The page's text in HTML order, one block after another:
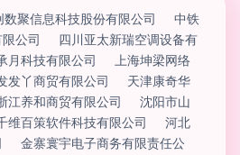
数聚信息科技股份有限公司
中铁
公司
四川亚太新瑞空调设备有
月科技有限公司
上海坤梁网络
发丫商贸有限公司
天津康奇华
江养和商贸有限公司
沈阳市山
维百策软件科技有限公司
河北
金寨寰宇电子商务有限责任公